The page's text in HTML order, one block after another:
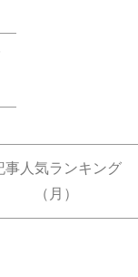
事人気ランキング
（月）